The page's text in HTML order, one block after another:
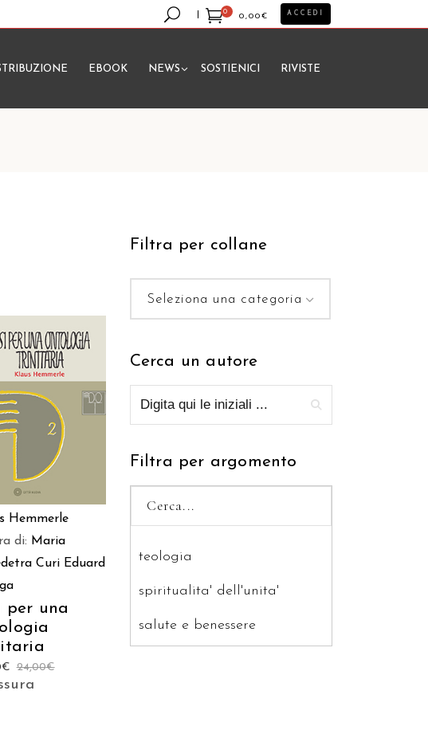
0
0,00€
Nessun prodotto nel carrello.
ACCEDI
EBOOK NEWS SOSTIENICI RIVISTE
AL CARRELLO
Hemmerle
di: Maria
Curi Eduard
per una
24,00€
€
Filtra per collane
Seleziona una categoria
Cerca un autore
Filtra per argomento
teologia
spiritualita' dell'unita'
salute e benessere